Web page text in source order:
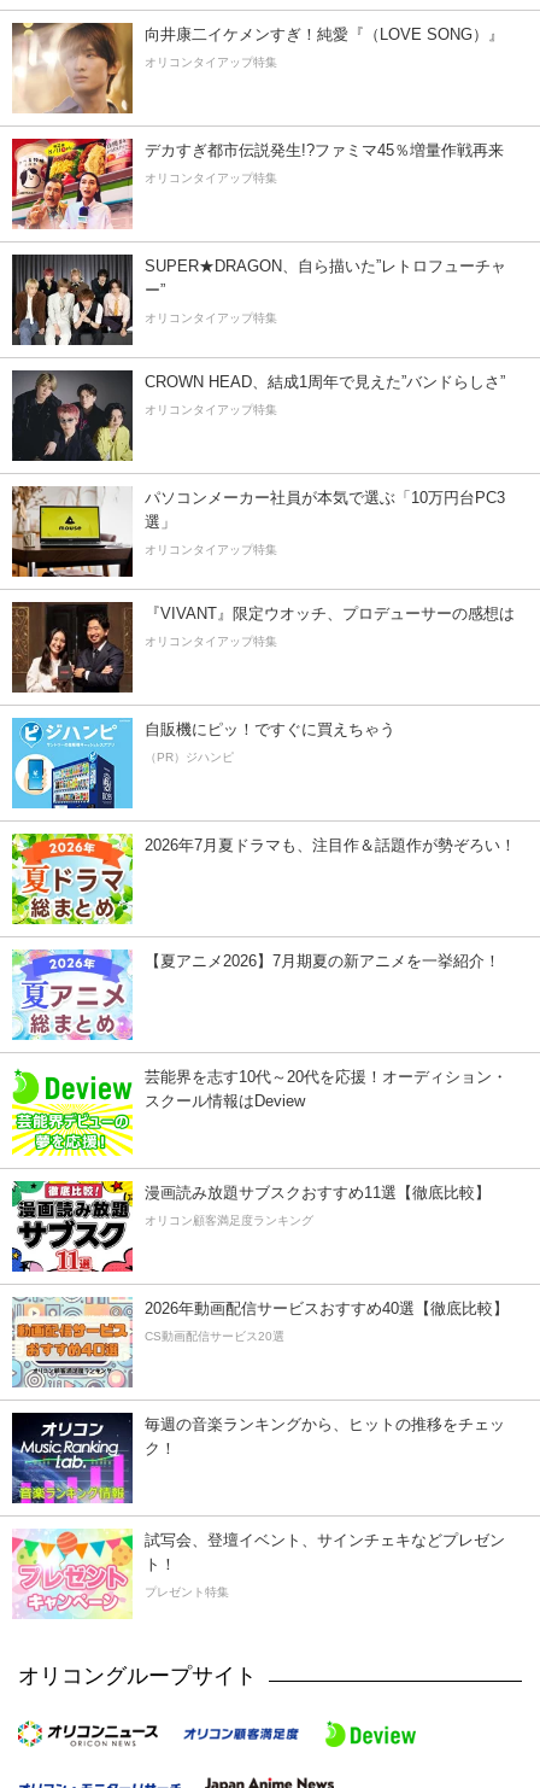
向井康二イケメンすぎ！純愛『（LOVE SONG）』
オリコンタイアップ特集
デカすぎ都市伝説発生!?ファミマ45％増量作戦再来
オリコンタイアップ特集
SUPER★DRAGON、自ら描いた”レトロフューチャ
ー”
オリコンタイアップ特集
CROWN HEAD、結成1周年で見えた”バンドらしさ”
オリコンタイアップ特集
パソコンメーカー社員が本気で選ぶ「10万円台PC3
選」
オリコンタイアップ特集
『VIVANT』限定ウオッチ、プロデューサーの感想は
オリコンタイアップ特集
自販機にピッ！ですぐに買えちゃう
（PR）ジハンピ
2026年7月夏ドラマも、注目作＆話題作が勢ぞろい！
【夏アニメ2026】7月期夏の新アニメを一挙紹介！
芸能界を志す10代～20代を応援！オーディション・
スクール情報はDeview
漫画読み放題サブスクおすすめ11選【徹底比較】
オリコン顧客満足度ランキング
2026年動画配信サービスおすすめ40選【徹底比較】
CS動画配信サービス20選
毎週の音楽ランキングから、ヒットの推移をチェッ
ク！
試写会、登壇イベント、サインチェキなどプレゼン
ト！
プレゼント特集
オリコングループサイト